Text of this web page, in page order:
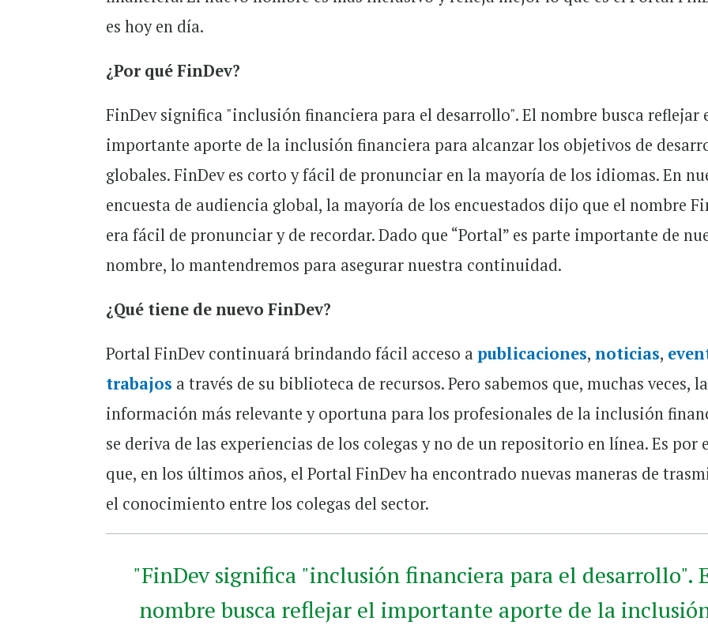
es hoy en día.
¿Por qué FinDev?
FinDev significa "inclusión financiera para el desarrollo". El nombre busca reflejar
importante aporte de la inclusión financiera para alcanzar los objetivos de
globales. FinDev es corto y fácil de pronunciar en la mayoría de los idiomas. En
encuesta de audiencia global, la mayoría de los encuestados dijo que el nombre
era fácil de pronunciar y de recordar. Dado que “Portal” es parte importante de
nombre, lo mantendremos para asegurar nuestra continuidad.
¿Qué​ tiene de nuevo FinDev?
Portal FinDev continuará brindando fácil acceso apublicaciones,noticias,
trabajos a través de su biblioteca de recursos. Pero sabemos que, muchas veces, la
información más relevante y oportuna para los profesionales de la inclusión
se deriva de las experiencias de los colegas y no de un repositorio en línea. Es por
que, en los últimos años, el Portal FinDev ha encontrado nuevas maneras de
el conocimiento entre los colegas del sector.
"FinDev significa "inclusión financiera para el desarrollo".
nombre busca reflejar el importante aporte de la